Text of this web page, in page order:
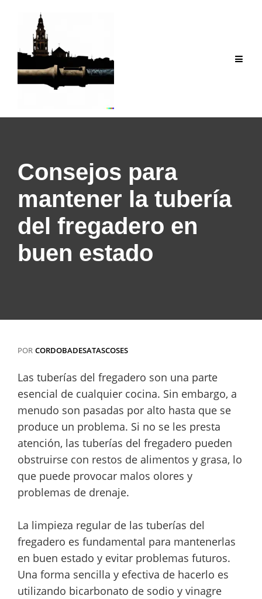
contenido
Consejos para
mantener la tubería
del fregadero en
buen estado
POR CORDOBADESATASCOSES
Las tuberías del fregadero son una parte
esencial de cualquier cocina. Sin embargo, a
menudo son pasadas por alto hasta que se
produce un problema. Si no se les presta
atención, las tuberías del fregadero pueden
obstruirse con restos de alimentos y grasa, lo
que puede provocar malos olores y
problemas de drenaje.
La limpieza regular de las tuberías del
fregadero es fundamental para mantenerlas
en buen estado y evitar problemas futuros.
Una forma sencilla y efectiva de hacerlo es
utilizando bicarbonato de sodio y vinagre